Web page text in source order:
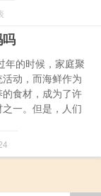
年的时候，家庭聚
动，而海鲜作为
食材，成为了许
一。但是，人们